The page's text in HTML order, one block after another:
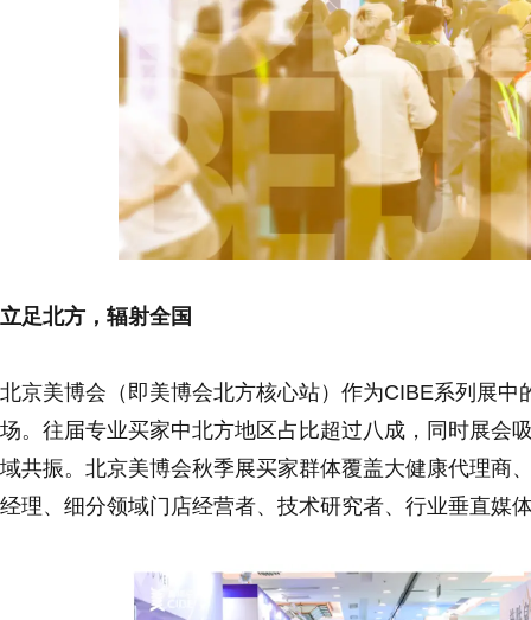
立足北方，辐射全国
北京美博会（即美博会北方核心站）作为CIBE系列展
场。往届专业买家中北方地区占比超过八成，同时展会
域共振。北京美博会秋季展买家群体覆盖大健康代理商
经理、细分领域门店经营者、技术研究者、行业垂直媒